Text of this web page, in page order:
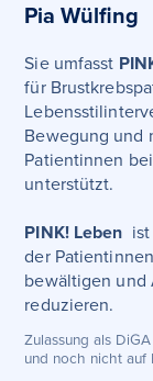
Pia Wülfing
Sie umfasst
für
Bewegung und
Patientinnen
unterstützt.
PINK! Leben
der
bewältigen und
reduzieren.
Zulassung als
und noch nicht auf